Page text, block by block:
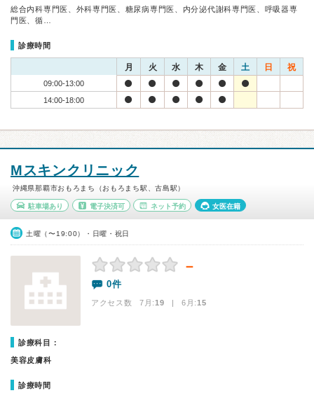
総合内科専門医、外科専門医、糖尿病専門医、内分泌代謝科専門医、呼吸器専
門医、循…
診療時間
月 火 水 木 金 土 日 祝
09:00-13:00
14:00-18:00
Mスキンクリニック
沖縄県那覇市おもろまち（おもろまち駅、古島駅）
駐車場あり 電子決済可 ネット予約 女医在籍
土曜（〜19:00）・日曜・祝日
－
0件
アクセス数 7月:19 | 6月:15
診療科目：
美容皮膚科
診療時間